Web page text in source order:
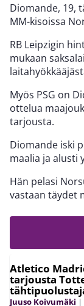
Diomande, 19,
MM-kisoissa
RB Leipzigin
mukaan
Myös PSG on
ottelua
tarjousta.
Diomande iski
maalia ja alusti
Hän pelasi
vastaan täydet
Atletico
tarjousta
Juuso Koivumäki |